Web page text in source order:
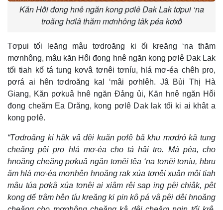
Kăn Hô̆i đong hnê ngăn kong pơlê Dak Lak tơpui ‘na
troăng hơlâ thăm mơnhông tâk péa kơxô̆
Tơpui tối leăng mâu tơdroăng ki ối kreăng ‘na thăm
mơnhông, mâu kăn Hô̆i đong hnê ngăn kong pơlê Dak Lak
tối tiah kố tá tung kơvâ tơnêi tơníu, hlá mơ-éa chêh pro,
pơrá ai hên tơdroăng kal ‘mâi pơhlêh. Jâ Bùi Thị Hà
Giang, Kăn pơkuâ hnê ngăn Đảng ủi, Kăn hnê ngăn Hô̆i
đong cheăm Ea Drăng, kong pơlê Dak lak tối ki ai khât a
kong pơlê.
“Tơdroăng ki hâk vâ dêi kuăn pơlê ƀă khu mơdró kâ tung
cheăng pêi pro hlá mơ-éa cho tá hâi tro. Má péa, cho
hnoăng cheăng pơkuâ ngăn tơnêi têa ‘na tơnêi tơníu, hbru
ăm hlá mơ-éa mơnhên hnoăng rak xúa tơnêi xuân môi tiah
mâu túa pơkâ xúa tơnêi ai xiâm rêi sap ing pêi chiâk, pêt
kong dế trâm hên tíu kreăng ki pin kô pá vâ pêi dêi hnoăng